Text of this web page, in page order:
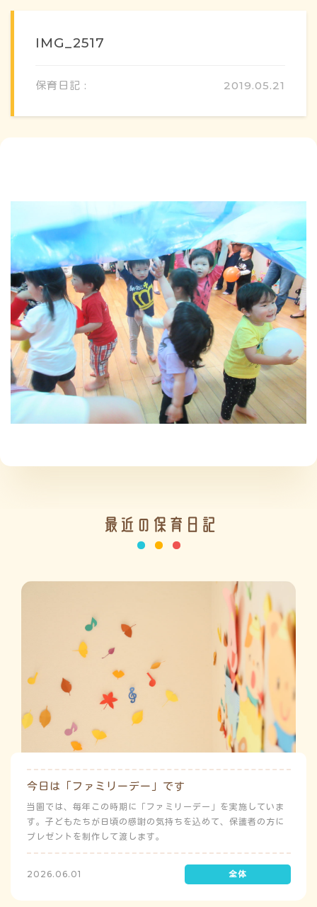
IMG_2517
保育日記 : 2019.05.21
最近の保育日記
今日は「ファミリーデー」です
当園では、毎年この時期に「ファミリーデー」を実施していま
す。子どもたちが日頃の感謝の気持ちを込めて、保護者の方に
プレゼントを制作して渡します。
2026.06.01
ゅう
方針・カリキュラム
1日のスケジュール
年間行事
施設の紹介